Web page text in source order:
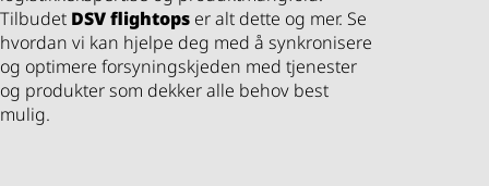
Tilbudet DSVflightops er alt dette og mer. Se
hvordan vi kan hjelpe deg med å synkronisere
og optimere forsyningskjeden med tjenester
og produkter som dekker alle behov best
mulig.